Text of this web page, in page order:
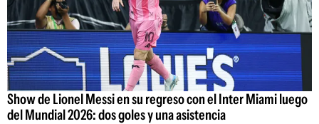
Show de Lionel Messi en su regreso con el Inter Miami luego
del Mundial 2026: dos goles y una asistencia